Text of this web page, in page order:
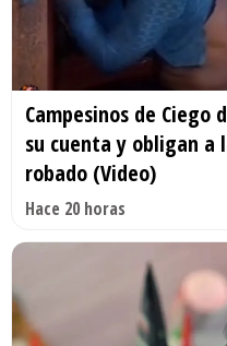
Campesinos de
su cuenta y obligan a
robado (Video)
Hace 20 horas